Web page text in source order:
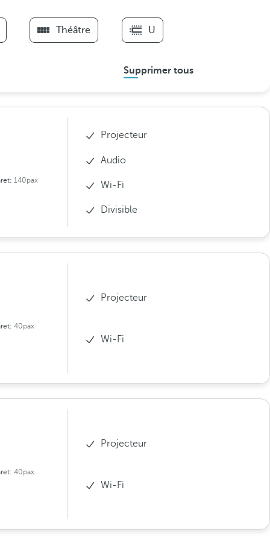
Théâtre U
Supprimer tous
140pax
Projecteur
Audio
Wi-Fi
Divisible
40pax
Projecteur
Wi-Fi
40pax
Projecteur
Wi-Fi